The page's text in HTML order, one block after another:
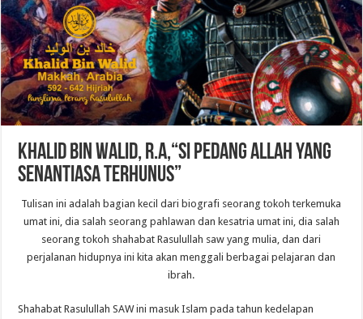
KHALID BIN WALID, R.A,“Si Pedang Allah yang
senantiasa terhunus”
Tulisan ini adalah bagian kecil dari biografi seorang tokoh terkemuka
umat ini, dia salah seorang pahlawan dan kesatria umat ini, dia salah
seorang tokoh shahabat Rasulullah saw yang mulia, dan dari
perjalanan hidupnya ini kita akan menggali berbagai pelajaran dan
ibrah.
Shahabat Rasulullah SAW ini masuk Islam pada tahun kedelapan